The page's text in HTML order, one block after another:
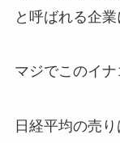
と呼ばれる企
マジでこのイナ
日経平均の売